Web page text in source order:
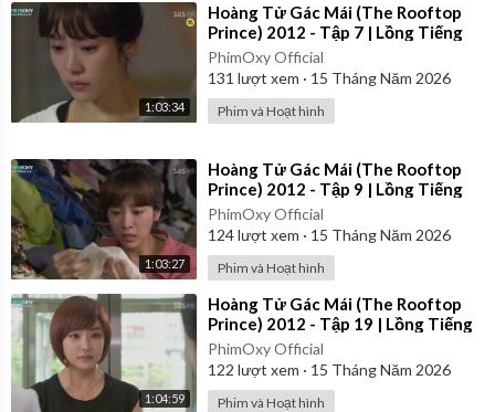
1:03:34
⁣Hoàng Tử Gác Mái (The Rooftop
Prince) 2012 - Tập 7 | Lồng Tiếng
PhimOxy Official
131 lượt xem · 15 Tháng Năm 2026
Phim và Hoạt hình
1:03:27
⁣Hoàng Tử Gác Mái (The Rooftop
Prince) 2012 - Tập 9 | Lồng Tiếng
PhimOxy Official
124lượt xem · 15 Tháng Năm 2026
Phim và Hoạt hình
1:04:59
⁣Hoàng Tử Gác Mái (The Rooftop
Prince) 2012 - Tập 19 | Lồng Tiếng
PhimOxy Official
122 lượt xem · 15 Tháng Năm 2026
Phim và Hoạt hình